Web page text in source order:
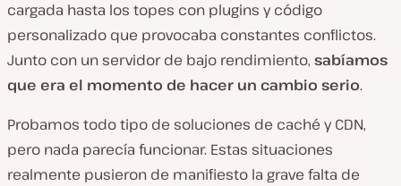
cargada hasta los topes con plugins y código
personalizado que provocaba constantes conflictos.
Junto con un servidor de bajo rendimiento, sabíamos
que era el momento de hacer un cambio serio.
Probamos todo tipo de soluciones de caché y CDN,
pero nada parecía funcionar. Estas situaciones
realmente pusieron de manifiesto la grave falta de